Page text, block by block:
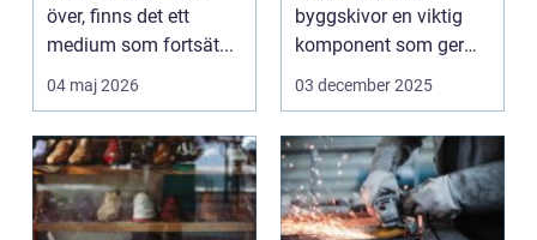
över, finns det ett
medium som fortsät...
04 maj 2026
byggskivor en viktig
komponent som ger
struktur och form &ar...
03 december 2025